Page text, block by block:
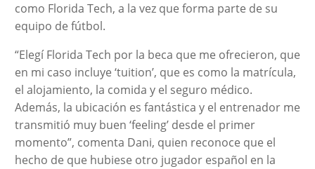
como Florida Tech, a la vez que forma parte de su
equipo de fútbol.
“Elegí Florida Tech por la beca que me ofrecieron, que
en mi caso incluye ‘tuition’, que es como la matrícula,
el alojamiento, la comida y el seguro médico.
Además, la ubicación es fantástica y el entrenador me
transmitió muy buen ‘feeling’ desde el primer
momento”, comenta Dani, quien reconoce que el
hecho de que hubiese otro jugador español en la